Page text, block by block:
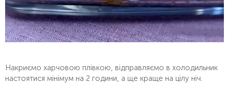
Накриємо харчовою плівкою, відправляємо в холодильник
настоятися мінімум на 2 години, а ще краще на цілу ніч.